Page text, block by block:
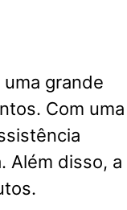
grande
Com uma
Além disso, a